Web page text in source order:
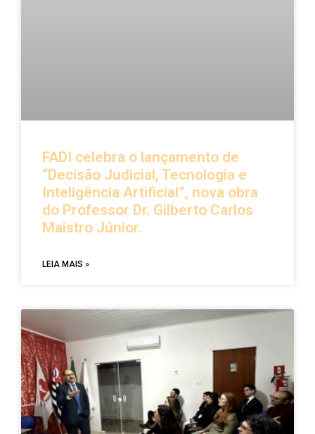
FADI celebra o lançamento de
“Decisão Judicial, Tecnologia e
Inteligência Artificial”, nova obra
do Professor Dr. Gilberto Carlos
Maistro Júnior.
LEIA MAIS »